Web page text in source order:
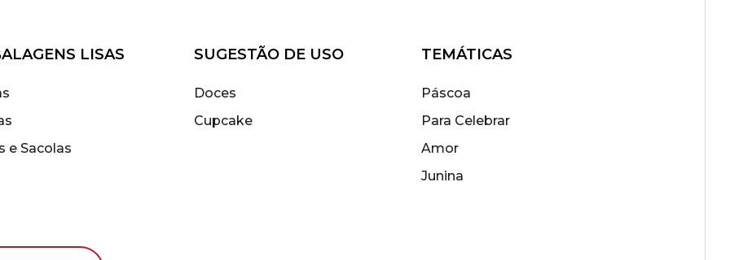
LISAS
e Sacolas
SUGESTÃO DE USO
Doces
Cupcake
TEMÁTICAS
Páscoa
Para Celebrar
Amor
Junina